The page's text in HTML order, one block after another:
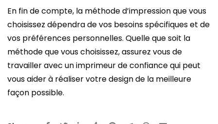
En fin de compte, la méthode d’impression que vous
choisissez dépendra de vos besoins spécifiques et de
vos préférences personnelles. Quelle que soit la
méthode que vous choisissez, assurez vous de
travailler avec un imprimeur de confiance qui peut
vous aider à réaliser votre design de la meilleure
façon possible.